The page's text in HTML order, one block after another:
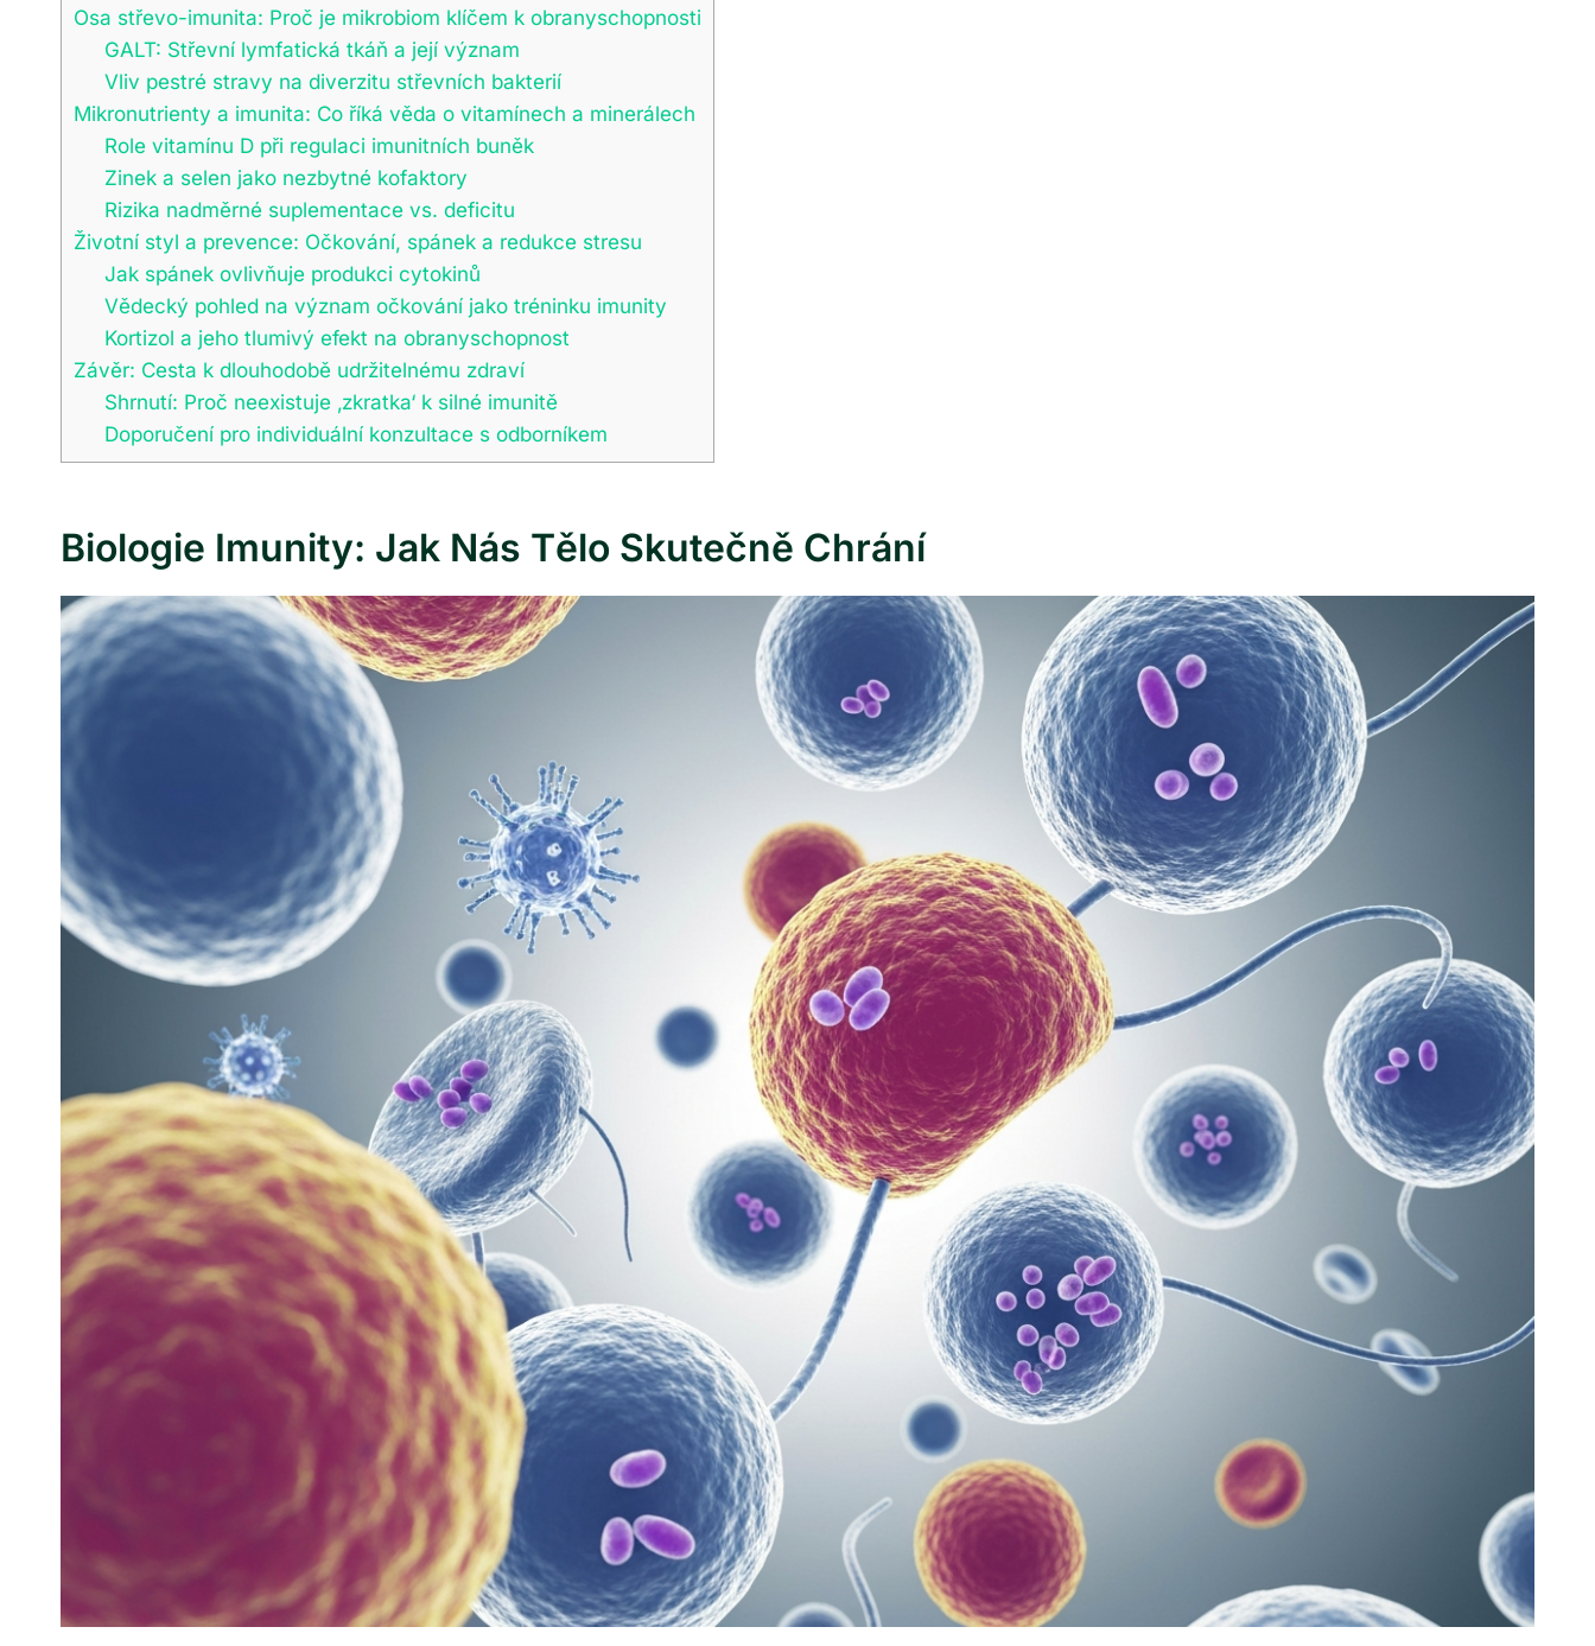
Osa střevo-imunita: Proč je mikrobiom klíčem k obranyschopnosti
GALT: Střevní lymfatická tkáň a její význam
Vliv pestré stravy na diverzitu střevních bakterií
Mikronutrienty a imunita: Co říká věda o vitamínech a minerálech
Role vitamínu D při regulaci imunitních buněk
Zinek a selen jako nezbytné kofaktory
Rizika nadměrné suplementace vs. deficitu
Životní styl a prevence: Očkování, spánek a redukce stresu
Jak spánek ovlivňuje produkci cytokinů
Vědecký pohled na význam očkování jako tréninku imunity
Kortizol a jeho tlumivý efekt na obranyschopnost
Závěr: Cesta k dlouhodobě udržitelnému zdraví
Shrnutí: Proč neexistuje ‚zkratka‘ k silné imunitě
Doporučení pro individuální konzultace s odborníkem
Biologie Imunity: Jak Nás Tělo Skutečně Chrání